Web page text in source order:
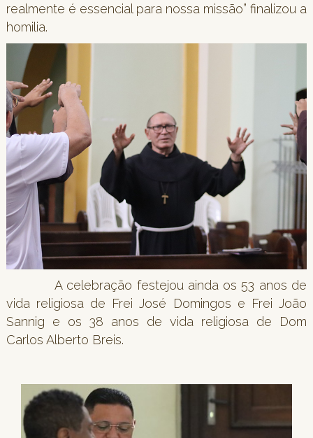
realmente é essencial para nossa missão” finalizou a
homilia.
A celebração festejou ainda os 53 anos de
vida religiosa de Frei José Domingos e Frei João
Sannig e os 38 anos de vida religiosa de Dom
Carlos Alberto Breis.